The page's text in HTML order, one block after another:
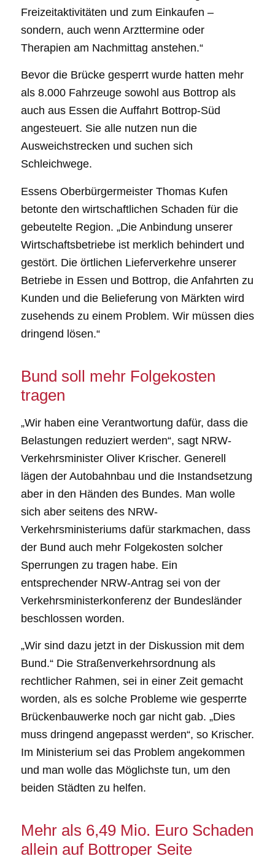
Freizeitaktivitäten und zum Einkaufen –
sondern, auch wenn Arzttermine oder
Therapien am Nachmittag anstehen.“
Bevor die Brücke gesperrt wurde hatten mehr
als 8.000 Fahrzeuge sowohl aus Bottrop als
auch aus Essen die Auffahrt Bottrop-Süd
angesteuert. Sie alle nutzen nun die
Ausweichstrecken und suchen sich
Schleichwege.
Essens Oberbürgermeister Thomas Kufen
betonte den wirtschaftlichen Schaden für die
gebeutelte Region. „Die Anbindung unserer
Wirtschaftsbetriebe ist merklich behindert und
gestört. Die örtlichen Lieferverkehre unserer
Betriebe in Essen und Bottrop, die Anfahrten zu
Kunden und die Belieferung von Märkten wird
zusehends zu einem Problem. Wir müssen dies
dringend lösen.“
Bund soll mehr Folgekosten
tragen
„Wir haben eine Verantwortung dafür, dass die
Belastungen reduziert werden“, sagt NRW-
Verkehrsminister Oliver Krischer. Generell
lägen der Autobahnbau und die Instandsetzung
aber in den Händen des Bundes. Man wolle
sich aber seitens des NRW-
Verkehrsministeriums dafür starkmachen, dass
der Bund auch mehr Folgekosten solcher
Sperrungen zu tragen habe. Ein
entsprechender NRW-Antrag sei von der
Verkehrsministerkonferenz der Bundesländer
beschlossen worden.
„Wir sind dazu jetzt in der Diskussion mit dem
Bund.“ Die Straßenverkehrsordnung als
rechtlicher Rahmen, sei in einer Zeit gemacht
worden, als es solche Probleme wie gesperrte
Brückenbauwerke noch gar nicht gab. „Dies
muss dringend angepasst werden“, so Krischer.
Im Ministerium sei das Problem angekommen
und man wolle das Möglichste tun, um den
beiden Städten zu helfen.
Mehr als 6,49 Mio. Euro Schaden
allein auf Bottroper Seite